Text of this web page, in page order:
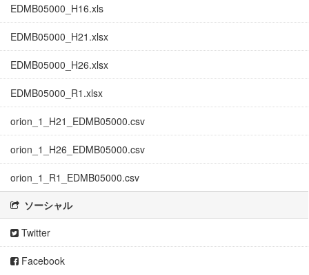
EDMB05000_H16.xls
EDMB05000_H21.xlsx
EDMB05000_H26.xlsx
EDMB05000_R1.xlsx
orion_1_H21_EDMB05000.csv
orion_1_H26_EDMB05000.csv
orion_1_R1_EDMB05000.csv
ソーシャル
Twitter
Facebook